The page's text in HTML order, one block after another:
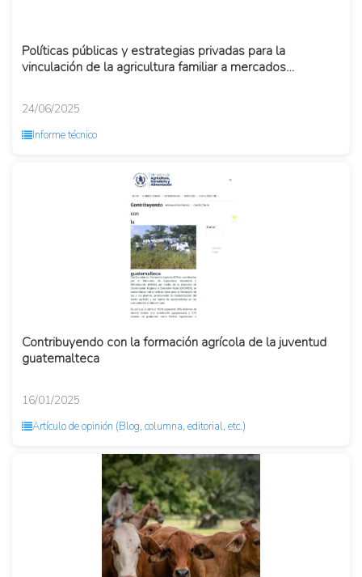
Políticas públicas y estrategias privadas para la
vinculación de la agricultura familiar a mercados
24/06/2025
Informe técnico
Contribuyendo con la formación agrícola de la juventud
guatemalteca
16/01/2025
Artículo de opinión (Blog, columna, editorial, etc.)